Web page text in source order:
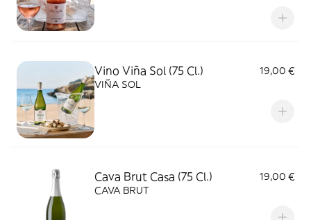
Vino Viña Sol (75 Cl.)
19,00 €
VIÑA SOL
Cava Brut Casa (75 Cl.)
19,00 €
CAVA BRUT